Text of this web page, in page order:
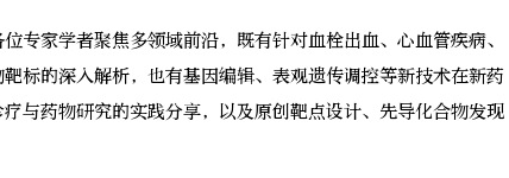
家学者聚焦多领域前沿，既有针对血栓出血、心血管疾病、
标的深入解析，也有基因编辑、表观遗传调控等新技术在新药
与药物研究的实践分享，以及原创靶点设计、先导化合物发现